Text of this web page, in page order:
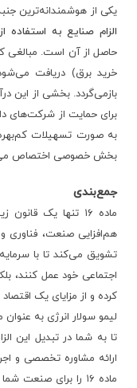
یکی از هوشمندانه‌ترین
الزام صنایع به استفاده
حاصل از آن است. مبالغی
خرید برق) دریافت
بازمی‌گردد. بخشی از این
برای حمایت از شرکت‌های
به صورت تسهیلات
بخش خصوصی اختصاص
جمع‌بندی
ماده ۱۶ تنها یک
هم‌افزایی صنعت، فناوری
تشویق می‌کند تا با
اجتماعی خود عمل کنند،
کرده و از مزایای یک
لیمو سولار انرژی به
تا به شما در تبدیل این
ارائه مشاوره تخصصی و
ماده ۱۶ را برای